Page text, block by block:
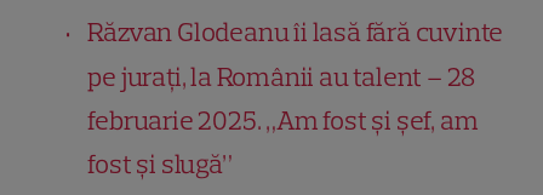
Răzvan Glodeanu îi lasă fără cuvinte
pe jurați, la Românii au talent – 28
februarie 2025. „Am fost și șef, am
fost și slugă”